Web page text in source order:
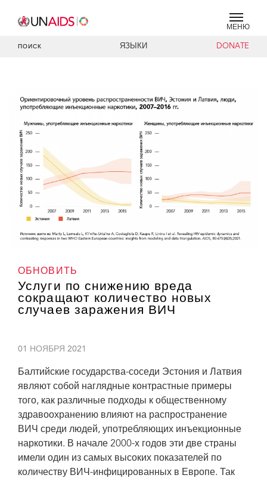
МЕНЮ
ПОИСК ЯЗЫКИ DONATE
ОБНОВИТЬ
Услуги по снижению вреда
сокращают количество новых
случаев заражения ВИЧ
01 НОЯБРЯ 2021
Балтийские государства-соседи Эстония и Латвия
являют собой наглядные контрастные примеры
того, как различные подходы к общественному
здравоохранению влияют на распространение
ВИЧ среди людей, употребляющих инъекционные
наркотики. В начале 2000-х годов эти две страны
имели один из самых высоких показателей по
количеству ВИЧ-инфицированных в Европе. Так